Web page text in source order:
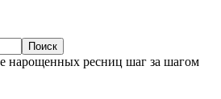
нарощенных ресниц шаг за шагом